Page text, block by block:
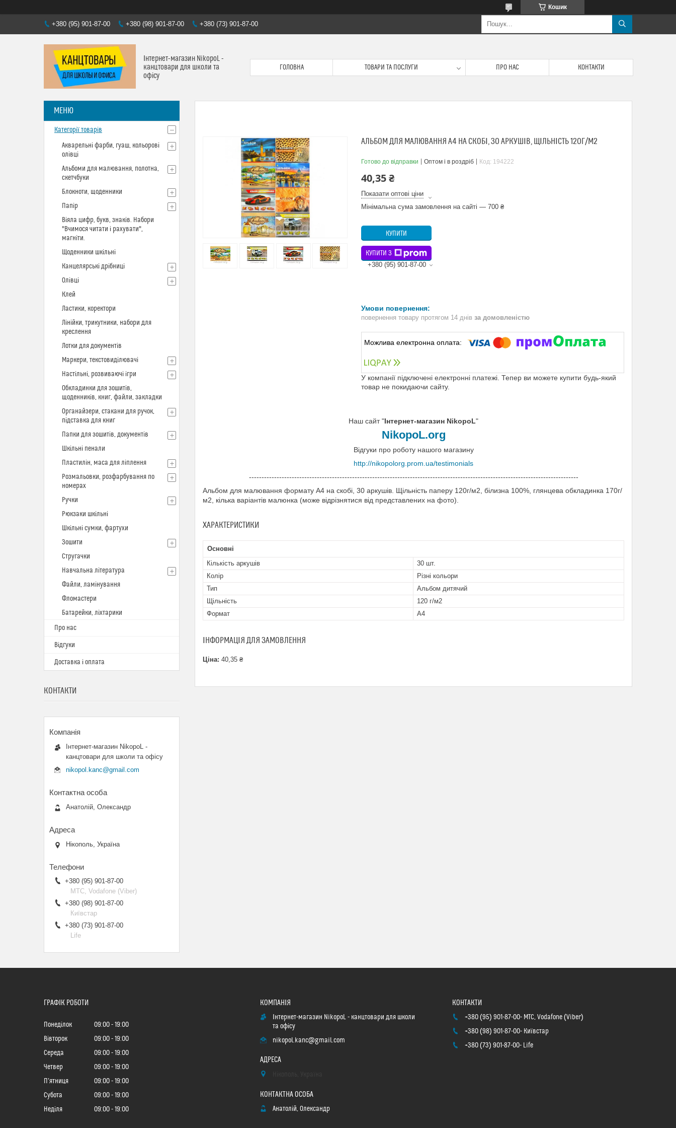
Кошик
+380 (95) 901-87-00 +380 (98) 901-87-00 +380 (73) 901-87-00
Інтернет-магазин NikopoL -
канцтовари для школи та
офісу
ГОЛОВНА ТОВАРИ ТА ПОСЛУГИ ПРО НАС КОНТАКТИ
АЛЬБОМ ДЛЯ МАЛЮВАННЯ А4 НА СКОБІ, 30 АРКУШІВ, ЩІЛЬНІСТЬ 120Г/М2
Готово до відправки Оптом і в роздріб Код: 194222
40,35 ₴
Показати оптові ціни
Мінімальна сума замовлення на сайті — 700 ₴
КУПИТИ
КУПИТИ З
+380 (95) 901-87-00
повернення товару протягом 14 днів за домовленістю
У компанії підключені електронні платежі. Тепер ви можете купити будь-який
товар не покидаючи сайту.
Наш сайт "Інтернет-магазин NikopoL"
NikopoL.org
Відгуки про роботу нашого магазину
http://nikopolorg.prom.ua/testimonials
-----------------------------------------------------------------------------------------------------------------------------------
Альбом для малювання формату A4 на скобі, 30 аркушів. Щільність паперу 120г/м2, білизна 100%, глянцева обкладинка 170г/
м2, кілька варіантів малюнка (може відрізнятися від представлених на фото).
ХАРАКТЕРИСТИКИ
Основні
Кількість аркушів
30 шт.
Колір
Різні кольори
Тип
Альбом дитячий
Щільність
120 г/м2
Формат
A4
ІНФОРМАЦІЯ ДЛЯ ЗАМОВЛЕННЯ
Ціна: 40,35 ₴
Категорії товарів
Акварельні фарби, гуаш, кольорові
олівці
Альбоми для малювання, полотна,
скетчбуки
Блокноти, щоденники
Папір
Віяла цифр, букв, знаків. Набори
"Вчимося читати і рахувати",
магніти.
Щоденники шкільні
Канцелярські дрібниці
Олівці
Клей
Ластики, коректори
Лінійки, трикутники, набори для
креслення
Лотки для документів
Маркери, текстовиділювачі
Настільні, розвиваючі ігри
Обкладинки для зошитів,
щоденників, книг, файли, закладки
Органайзери, стакани для ручок,
підставка для книг
Папки для зошитів, документів
Шкільні пенали
Пластилін, маса для ліплення
Розмальовки, розфарбування по
номерах
Ручки
Рюкзаки шкільні
Шкільні сумки, фартухи
Зошити
Стругачки
Навчальна література
Файли, ламінування
Фломастери
Батарейки, ліхтарики
Про нас
Відгуки
Доставка і оплата
КОНТАКТИ
Інтернет-магазин NikopoL -
канцтовари для школи та офісу
nikopol.kanc@gmail.com
Анатолій, Олександр
Нікополь, Україна
+380 (95) 901-87-00
МТС, Vodafone (Viber)
+380 (98) 901-87-00
Київстар
+380 (73) 901-87-00
Life
ГРАФІК РОБОТИ
Понеділок 09:00
19:00
Вівторок
09:00
19:00
Середа
09:00
19:00
Четвер
09:00
19:00
Пʼятниця
09:00
19:00
Субота
09:00
19:00
Неділя
09:00 19:00
Інтернет-магазин NikopoL - канцтовари для школи
та офісу
nikopol.kanc@gmail.com
Анатолій, Олександр
+380 (95) 901-87-00 МТС, Vodafone (Viber)
+380 (98) 901-87-00 Київстар
+380 (73) 901-87-00 Life